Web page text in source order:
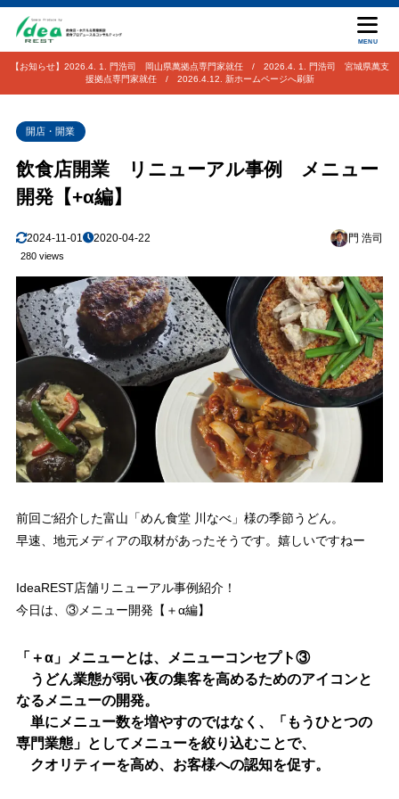
MENU
【お知らせ】2026.4. 1. 門浩司 岡山県萬拠点専門家就任 / 2026.4. 1. 門浩司 宮城県萬支
援拠点専門家就任 / 2026.4.12. 新ホームページへ刷新
開店・開業
飲食店開業 リニューアル事例 メニュー
開発【+α編】
2024-11-01 2020-04-22 門 浩司
280 views
前回ご紹介した富山「めん食堂 川なべ」様の季節うどん。
早速、地元メディアの取材があったそうです。嬉しいですねー
IdeaREST店舗リニューアル事例紹介！
今日は、③メニュー開発【＋α編】
「＋α」メニューとは、メニューコンセプト③
うどん業態が弱い夜の集客を高めるためのアイコンと
なるメニューの開発。
単にメニュー数を増やすのではなく、「もうひとつの
専門業態」としてメニューを絞り込むことで、
クオリティーを高め、お客様への認知を促す。